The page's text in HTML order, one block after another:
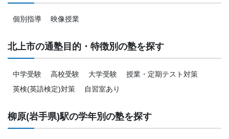
個別指導 映像授業
北上市の通塾目的・特徴別の塾を探す
中学受験 高校受験 大学受験
授業・定期テスト対策
英検(英語検定)対策
自習室あり
柳原(岩手県)駅の学年別の塾を探す